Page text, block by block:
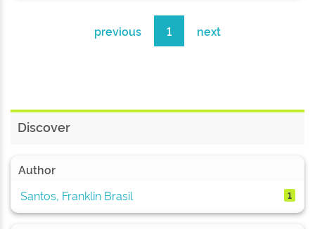
previous 1 next
Discover
Author
Santos, Franklin Brasil
1